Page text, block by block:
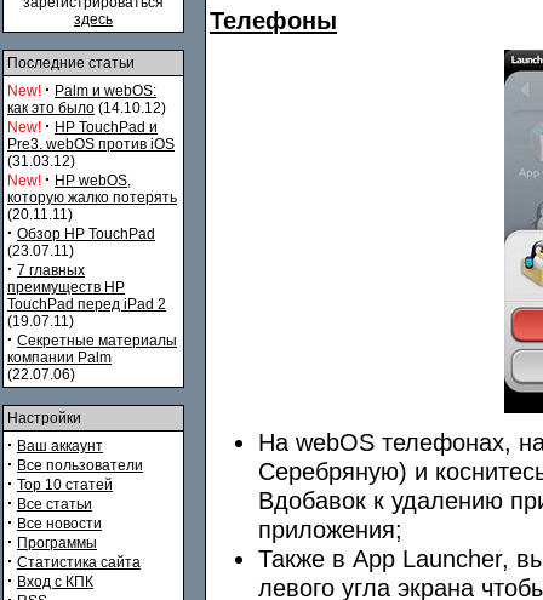
здесь
Последние статьи
New! · Palm и webOS:
как это было (14.10.12)
New! · HP TouchPad и
Pre3. webOS против iOS
(31.03.12)
New! · HP webOS,
которую жалко потерять
(20.11.11)
· Обзор HP TouchPad
(23.07.11)
· 7 главных
преимуществ HP
TouchPad перед iPad 2
(19.07.11)
· Секретные материалы
компании Palm
(22.07.06)
Настройки
· Ваш аккаунт
· Все пользователи
· Top 10 статей
· Все статьи
· Все новости
· Программы
· Статистика сайта
· Вход с КПК
Телефоны
На webOS телефонах,
Серебряную) и
Вдобавок к удалению
приложения;
Также в App Launcher,
левого угла экрана